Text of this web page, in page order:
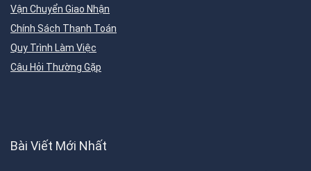
Vận Chuyển Giao Nhận
Chính Sách Thanh Toán
Quy Trình Làm Việc
Câu Hỏi Thường Gặp
Bài Viết Mới Nhất